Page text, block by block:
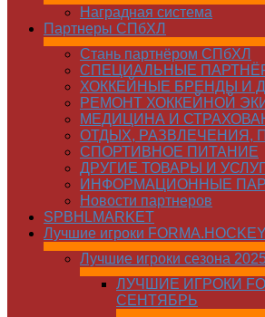
Наградная система
Партнеры СПбХЛ
Стань партнёром СПбХЛ
СПЕЦИАЛЬНЫЕ
ХОККЕЙНЫЕ БРЕНДЫ И
РЕМОНТ ХОККЕЙНОЙ
МЕДИЦИНА И
ОТДЫХ, РАЗВЛЕЧЕНИЯ,
СПОРТИВНОЕ ПИТАНИЕ
ДРУГИЕ ТОВАРЫ И
ИНФОРМАЦИОННЫЕ
Новости партнеров
SPBHLMARKET
Лучшие игроки FORMA.HOCKEY
Лучшие игроки сезона
ЛУЧШИЕ ИГРОКИ
СЕНТЯБРЬ